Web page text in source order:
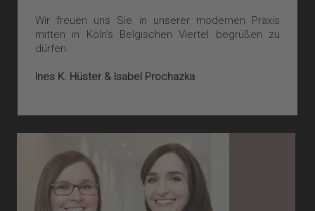
Wir freuen uns Sie in unserer modernen Praxis
mitten in Köln’s Belgischen Viertel begrüßen zu
dürfen.
Ines K. Hüster & Isabel Prochazka